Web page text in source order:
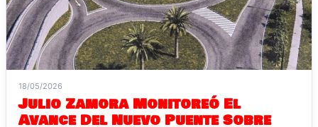
18/05/2026
Julio Zamora Monitoreó El
Avance Del Nuevo Puente Sobre